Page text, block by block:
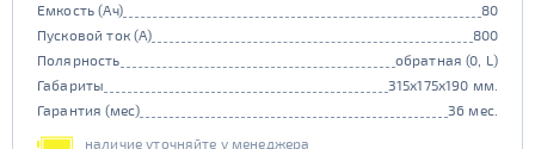
Емкость (Ач)
80
Пусковой ток (А)
800
Полярность
обратная (0, L)
Габариты
315x175x190 мм.
Гарантия (мес)
36 мес.
наличие уточняйте у менеджера